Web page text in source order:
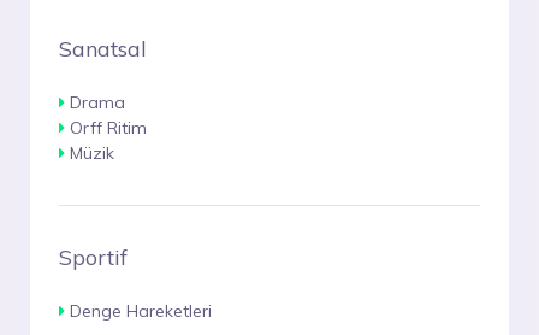
Sanatsal
Drama
Orff Ritim
Müzik
Sportif
Denge Hareketleri